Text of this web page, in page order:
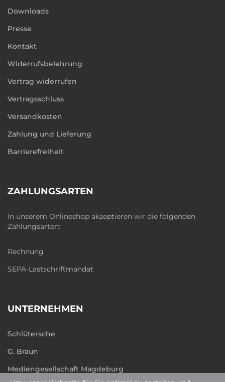
Downloads
Presse
Kontakt
Widerrufsbelehrung
Vertrag widerrufen
Vertragsschluss
Versandkosten
Zahlung und Lieferung
Barrierefreiheit
ZAHLUNGSARTEN
In unserem Onlineshop akzeptieren wir die folgenden
Zahlungsarten:
Rechnung
SEPA-Lastschriftmandat
UNTERNEHMEN
Schlütersche
G. Braun
Mediengesellschaft Magdeburg